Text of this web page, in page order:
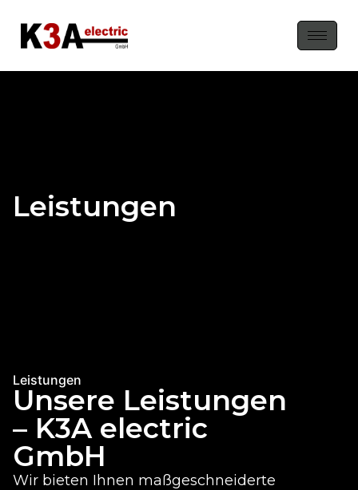
Leistungen
Leistungen
Unsere Leistungen
– K3A electric
GmbH
Wir bieten Ihnen maßgeschneiderte